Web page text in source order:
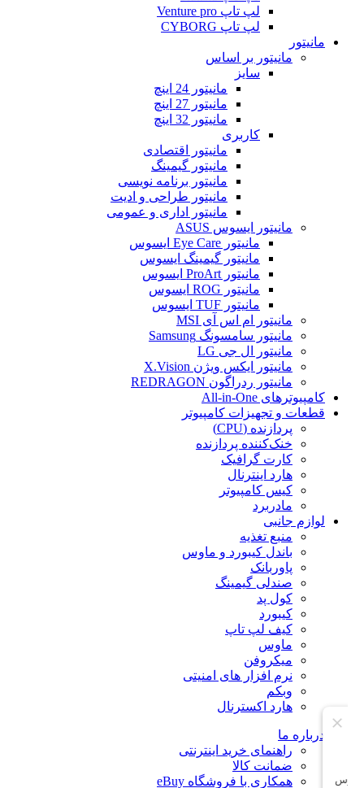
لپ تاپ Venture pro
لپ تاپ CYBORG
مانیتور
مانیتور بر اساس
سایز
مانیتور 24 اینچ
مانیتور 27 اینچ
مانیتور 32 اینچ
کاربری
مانیتور اقتصادی
مانیتور گیمینگ
مانیتور برنامه نویسی
مانیتور طراحی و ادیت
مانیتور اداری و عمومی
مانیتور ایسوس ASUS
مانیتور Eye Care ایسوس
مانیتور گیمینگ ایسوس
مانیتور ProArt ایسوس
مانیتور ROG ایسوس
مانیتور TUF ایسوس
مانیتور ام اس آی MSI
مانیتور سامسونگ Samsung
مانیتور ال جی LG
مانیتور ایکس ویژن X.Vision
مانیتور ردراگون REDRAGON
کامپیوترهای All-in-One
قطعات و تجهیزات کامپیوتر
پردازنده (CPU)
خنک‌کننده پردازنده
کارت گرافیک
هارد اینترنال
کیس کامپیوتر
مادربرد
لوازم جانبی
منبع تغذیه
باندل کیبورد و ماوس
پاوربانک
صندلی گیمینگ
کول پد
کیبورد
کیف لپ تاپ
ماوس
میکروفن
نرم افزار های امنیتی
وبکم
هارد اکسترنال
درباره ما
راهنمای خرید اینترنتی
ضمانت کالا
همکاری با فروشگاه eBuy